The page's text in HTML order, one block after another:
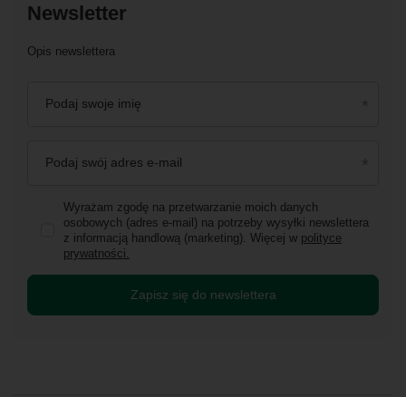
Newsletter
Opis newslettera
Podaj swoje imię
Podaj swój adres e-mail
Wyrażam zgodę na przetwarzanie moich danych
osobowych (adres e-mail) na potrzeby wysyłki newslettera
z informacją handlową (marketing). Więcej w polityce
prywatności.
Zapisz się do newslettera